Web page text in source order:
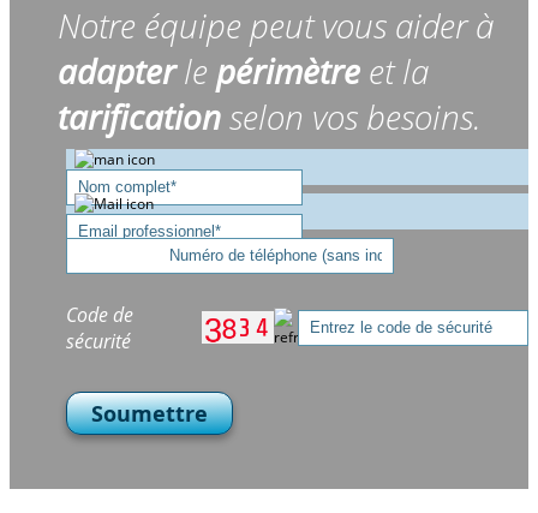
Notre équipe peut vous aider à
adapterle périmètre et la
tarificationselon vos besoins.
Code de
sécurité
Soumettre